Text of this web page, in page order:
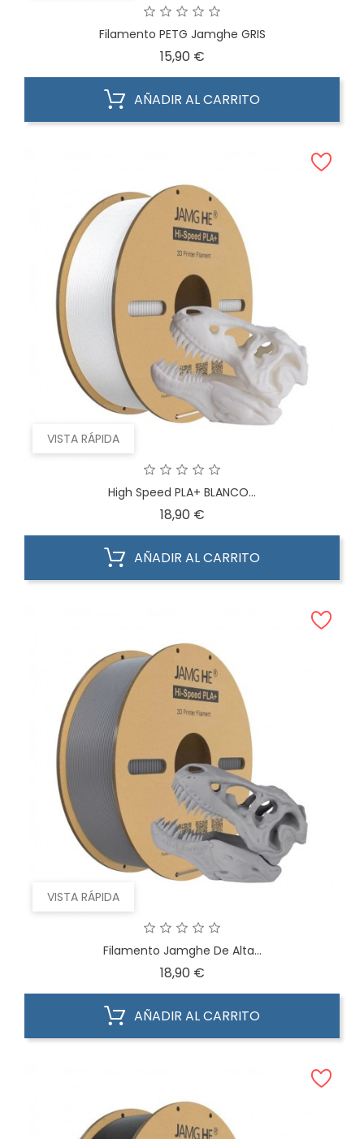
Filamento PETG Jamghe GRIS
15,90 €Precio
AÑADIR AL CARRITO
VISTA RÁPIDA
High Speed PLA+ BLANCO...
18,90 €Precio
AÑADIR AL CARRITO
VISTA RÁPIDA
Filamento Jamghe De Alta...
18,90 €Precio
AÑADIR AL CARRITO